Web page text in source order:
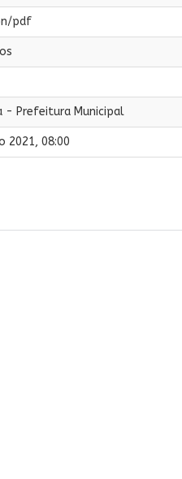
pdf
- Prefeitura Municipal
2021, 08:00